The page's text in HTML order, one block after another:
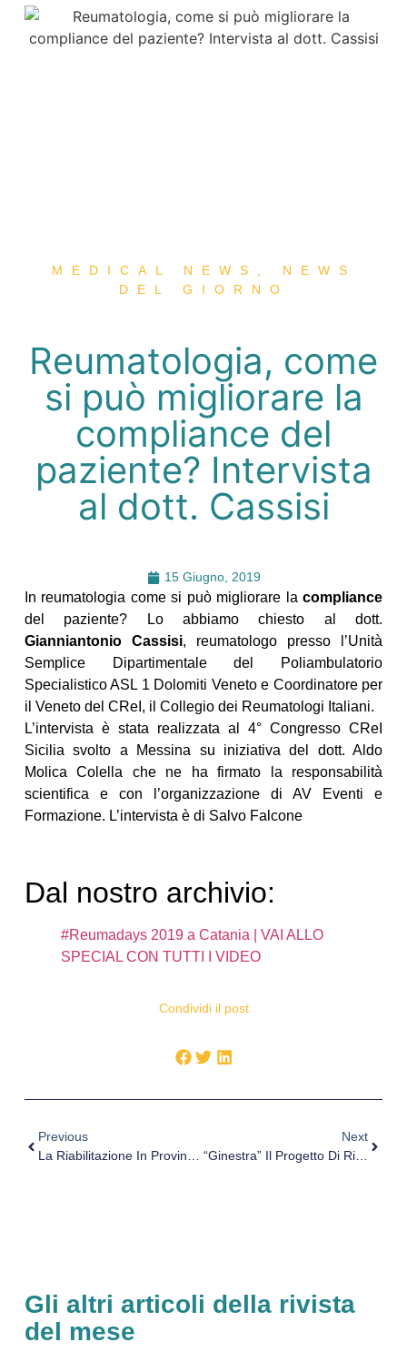
MEDICAL NEWS , NEWS
DEL GIORNO
Reumatologia, come
si può migliorare la
compliance del
paziente? Intervista
al dott. Cassisi
15 Giugno, 2019
In reumatologia come si può migliorare lacompliance
del paziente? Lo abbiamo chiesto al dott.
Gianniantonio Cassisi, reumatologo presso l’Unità
Semplice Dipartimentale del Poliambulatorio
Specialistico ASL 1 Dolomiti Veneto e Coordinatore per
il Veneto del CReI, il Collegio dei Reumatologi Italiani.
L’intervista è stata realizzata al 4° Congresso CReI
Sicilia svolto a Messina su iniziativa del dott. Aldo
Molica Colella che ne ha firmato la responsabilità
scientifica e con l’organizzazione di AV Eventi e
Formazione. L’intervista è di Salvo Falcone
Dal nostro archivio:
#Reumadays 2019 a Catania | VAI ALLO
SPECIAL CON TUTTI I VIDEO
Condividi il post
Previous
Next
“Ginestra” Il Progetto Di Rinascita Per Donne Che Hanno Superato La Malattia
Gli altri articoli della rivista
del mese